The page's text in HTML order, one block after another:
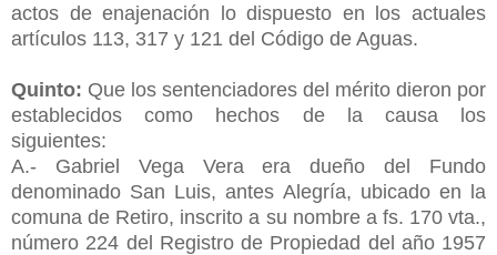
actos de enajenación lo dispuesto en los actuales
artículos 113, 317 y 121 del Código de Aguas.
Quinto: Que los sentenciadores del mérito dieron por
establecidos como hechos de la causa los
siguientes:
A.- Gabriel Vega Vera era dueño del Fundo
denominado San Luis, antes Alegría, ubicado en la
comuna de Retiro, inscrito a su nombre a fs. 170 vta.,
número 224 del Registro de Propiedad del año 1957